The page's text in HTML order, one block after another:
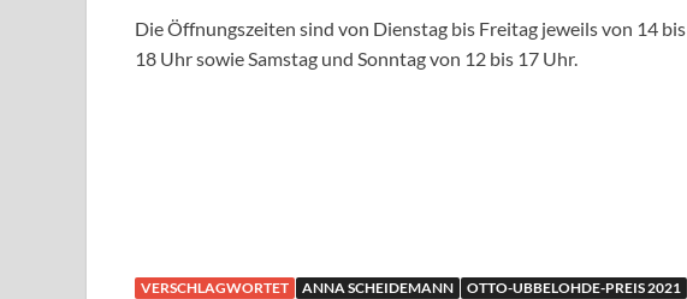
Die Öffnungszeiten sind von Dienstag bis Freitag jeweils von 14 bis
18 Uhr sowie Samstag und Sonntag von 12 bis 17 Uhr.
VERSCHLAGWORTET ANNA SCHEIDEMANN OTTO-UBBELOHDE-PREIS 2021